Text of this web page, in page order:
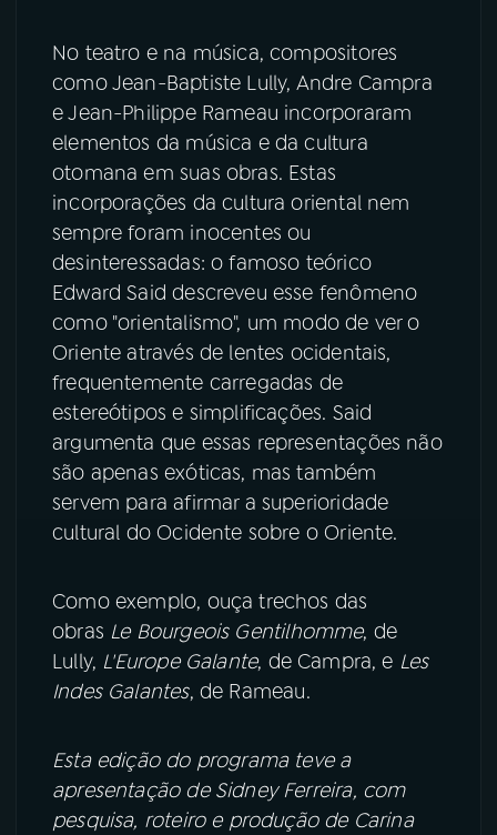
No teatro e na música, compositores
como Jean-Baptiste Lully, Andre Campra
e Jean-Philippe Rameau incorporaram
elementos da música e da cultura
otomana em suas obras. Estas
incorporações da cultura oriental nem
sempre foram inocentes ou
desinteressadas: o famoso teórico
Edward Said descreveu esse fenômeno
como "orientalismo", um modo de ver o
Oriente através de lentes ocidentais,
frequentemente carregadas de
estereótipos e simplificações. Said
argumenta que essas representações não
são apenas exóticas, mas também
servem para afirmar a superioridade
cultural do Ocidente sobre o Oriente.
Como exemplo, ouça trechos das
obras Le Bourgeois Gentilhomme, de
Lully, L'Europe Galante, de Campra, e Les
Indes Galantes, de Rameau.
Esta edição do programa teve a
apresentação de Sidney Ferreira, com
pesquisa, roteiro e produção de Carina